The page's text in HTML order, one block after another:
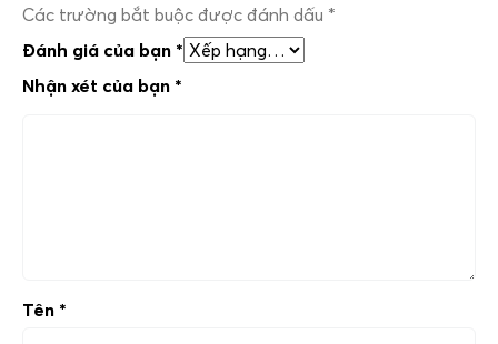
Các trường bắt buộc được đánh dấu *
Đánh giá của bạn *
Nhận xét của bạn *
Tên *